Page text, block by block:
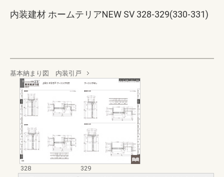
内装建材 ホームテリアNEW SV 328-329(330-331)
基本納まり図 内装引戸
328
329